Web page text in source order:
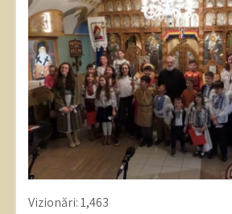
Vizionări:1,463